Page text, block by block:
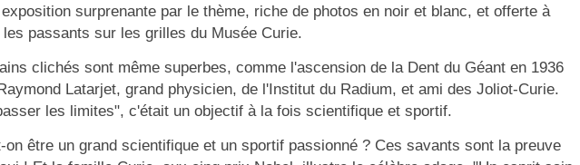
surprenante par le thème, riche de photos en noir et blanc, et offerte à
passants sur les grilles du Musée Curie.
clichés sont même superbes, comme l'ascension de la Dent du Géant en 1936
Latarjet, grand physicien, de l'Institut du Radium, et ami des Joliot-Curie.
les limites", c'était un objectif à la fois scientifique et sportif.
on être un grand scientifique et un sportif passionné ? Ces savants sont la preuve